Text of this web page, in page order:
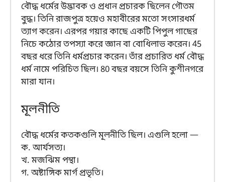
বৌদ্ধ ধর্মের উদ্ভাবক ও প্রধান প্রচারক ছিলেন গৌতম
বুদ্ধ। তিনি রাজপুত্র হয়েও মহাবীরের মতো সংসারধর্ম
ত্যাগ করেন। এরপর গয়ার কাছে একটি পিপুল গাছের
নিচে কঠোর তপস্যা করে জ্ঞান বা বোধিলাভ করেন। 45
বছর ধরে তিনি ধর্মপ্রচার করেন। তাঁর প্রচারিত ধর্ম বৌদ্ধ
ধর্ম নামে পরিচিত ছিল। 80 বছর বয়সে তিনি কুশীনগরে
মারা যান।
মূলনীতি
বৌদ্ধ ধর্মের কতকগুলি মূলনীতি ছিল। এগুলি হলো —
ক. আর্যসত্য।
খ. মজঝিম পন্থা।
গ. অষ্টাঙ্গিক মার্গ প্রভৃতি।